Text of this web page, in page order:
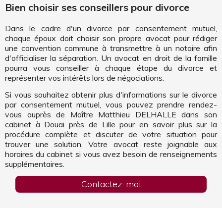
Bien choisir ses conseillers pour divorce
Dans le cadre d'un divorce par consentement mutuel,
chaque époux doit choisir son propre avocat pour rédiger
une convention commune à transmettre à un notaire afin
d'officialiser la séparation. Un avocat en droit de la famille
pourra vous conseiller à chaque étape du divorce et
représenter vos intérêts lors de négociations.
Si vous souhaitez obtenir plus d'informations sur le divorce
par consentement mutuel, vous pouvez prendre rendez-
vous auprès de Maître Matthieu DELHALLE dans son
cabinet à Douai près de Lille pour en savoir plus sur la
procédure complète et discuter de votre situation pour
trouver une solution. Votre avocat reste joignable aux
horaires du cabinet si vous avez besoin de renseignements
supplémentaires.
Contactez-moi